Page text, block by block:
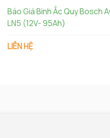
Báo Giá Bình Ắc Quy Bosch
LN5 (12V- 95Ah)
LIÊN HỆ